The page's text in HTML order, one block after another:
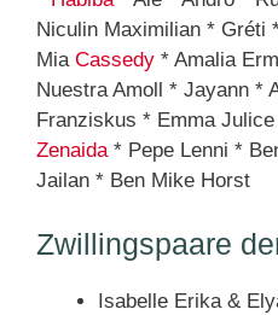
Niculin Maximilian * Gréti
Mia Cassedy * Amalia
Nuestra Amoll * Jayann *
Franziskus * Emma
Zenaida * Pepe Lenni *
Jailan * Ben Mike Horst
Zwillingspaare
Isabelle Erika &